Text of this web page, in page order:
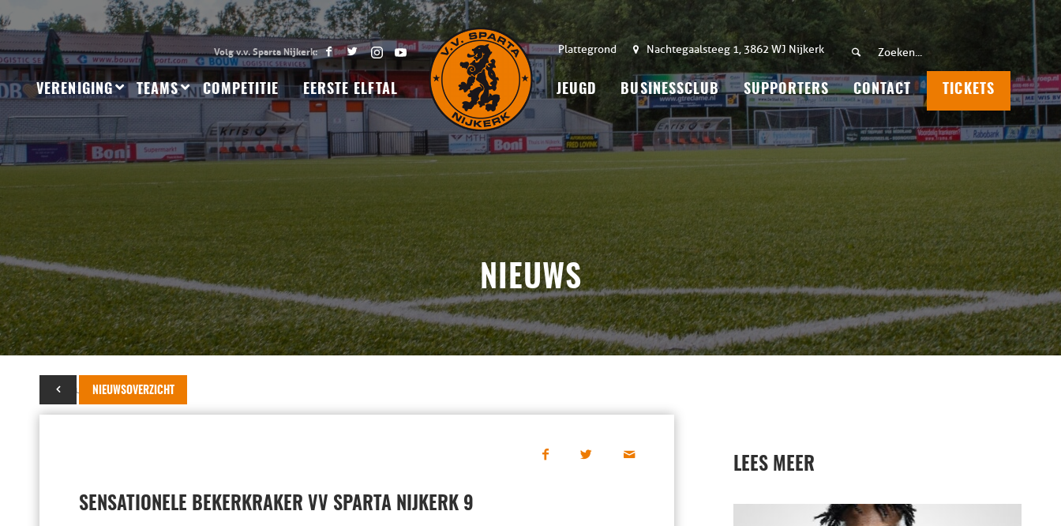
Plattegrond Nachtegaalsteeg 1, 3862 WJ Nijkerk
VERENIGING TEAMS COMPETITIE EERSTE ELFTAL JEUGD BUSINESSCLUB SUPPORTERS CONTACT TICKETS
NIEUWS
NIEUWSOVERZICHT
06 februari 2017
SENSATIONELE BEKERKRAKER VV SPARTA NIJKERK 9
LEES MEER